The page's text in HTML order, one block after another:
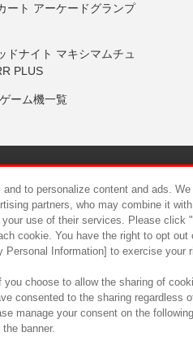
ート アーケードグランプ
ドナイト マキシマムチュ
PLUS
ーム機一覧
ついて カスタマーハラスメント対
to personalize content and ads. We
partners, who may combine it
use of their services. Please click "
cookie. You have the right to opt out
Information] to exercise your
choose to allow the sharing of
consented to the sharing regardless
manage your consent on the following
banner.